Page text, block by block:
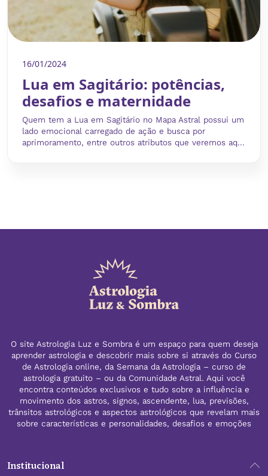
16/01/2024
Lua em Sagitário: potências,
desafios e maternidade
Quem tem a Lua em Sagitário no Mapa Astral possui um
lado emocional carregado de ação e busca por
aprimoramento, entre outros atributos que veremos aq...
O site Astrologia Luz e Sombra é um espaço para quem deseja
aprender astrologia e descobrir mais sobre si através do Curso
de Astrologia online, da Semana da Astrologia – curso de
astrologia gratuito – ou da Comunidade Astral. Aqui você
encontra conteúdos exclusivos e tudo sobre a influência e
movimento dos astros, signos, ascendente, lua, previsões,
trânsitos astrológicos e aspectos astrológicos que revelam mais
sobre características e personalidades, desafios e emoções
Institucional